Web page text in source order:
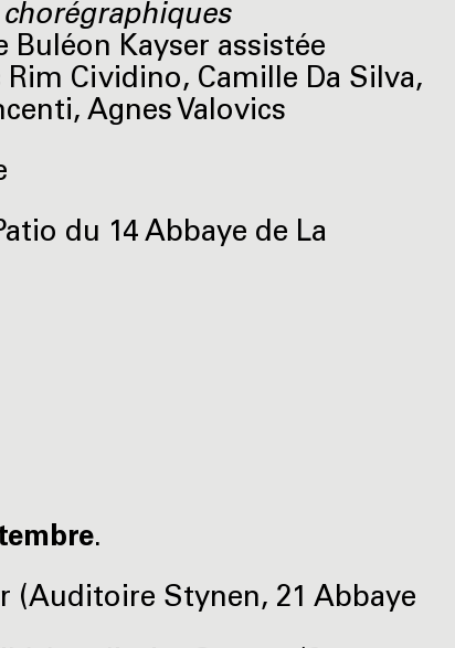
Buléon Kayser assistée
Cividino, Camille Da Silva,
Agnes Valovics
du 14 Abbaye de La
.
(Auditoire Stynen, 21 Abbaye